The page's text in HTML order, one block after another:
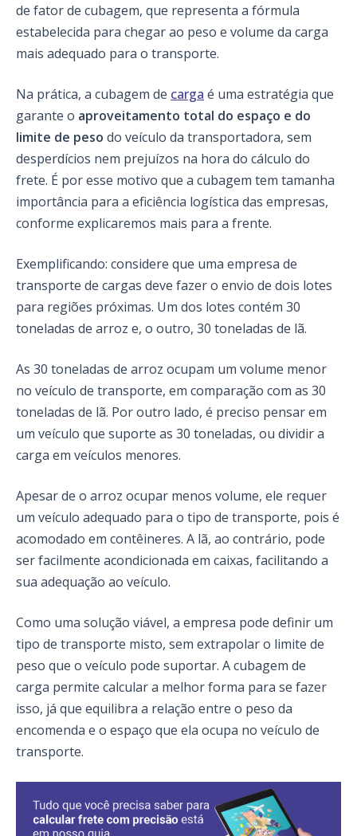
de fator de cubagem, que representa a fórmula
estabelecida para chegar ao peso e volume da carga
mais adequado para o transporte.
Na prática, a cubagem de carga é uma estratégia que
garante o aproveitamento total do espaço e do
limite de peso do veículo da transportadora, sem
desperdícios nem prejuízos na hora do cálculo do
frete. É por esse motivo que a cubagem tem tamanha
importância para a eficiência logística das empresas,
conforme explicaremos mais para a frente.
Exemplificando: considere que uma empresa de
transporte de cargas deve fazer o envio de dois lotes
para regiões próximas. Um dos lotes contém 30
toneladas de arroz e, o outro, 30 toneladas de lã.
As 30 toneladas de arroz ocupam um volume menor
no veículo de transporte, em comparação com as 30
toneladas de lã. Por outro lado, é preciso pensar em
um veículo que suporte as 30 toneladas, ou dividir a
carga em veículos menores.
Apesar de o arroz ocupar menos volume, ele requer
um veículo adequado para o tipo de transporte, pois é
acomodado em contêineres. A lã, ao contrário, pode
ser facilmente acondicionada em caixas, facilitando a
sua adequação ao veículo.
Como uma solução viável, a empresa pode definir um
tipo de transporte misto, sem extrapolar o limite de
peso que o veículo pode suportar. A cubagem de
carga permite calcular a melhor forma para se fazer
isso, já que equilibra a relação entre o peso da
encomenda e o espaço que ela ocupa no veículo de
transporte.